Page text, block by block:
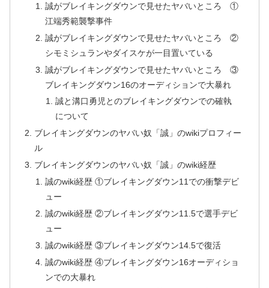
誠がブレイキングダウンで見せたヤバいところ ①
江端秀範襲撃事件
誠がブレイキングダウンで見せたヤバいところ ②
シモミシュランやダイスケが一目置いている
誠がブレイキングダウンで見せたヤバいところ ③
ブレイキングダウン16のオーディションで大暴れ
誠と溝口勇児とのブレイキングダウンでの確執
について
ブレイキングダウンのヤバい奴「誠」のwikiプロフィー
ル
ブレイキングダウンのヤバい奴「誠」のwiki経歴
誠のwiki経歴 ①ブレイキングダウン11での衝撃デビ
ュー
誠のwiki経歴 ②ブレイキングダウン11.5で選手デビ
ュー
誠のwiki経歴 ③ブレイキングダウン14.5で復活
誠のwiki経歴 ④ブレイキングダウン16オーディショ
ンでの大暴れ